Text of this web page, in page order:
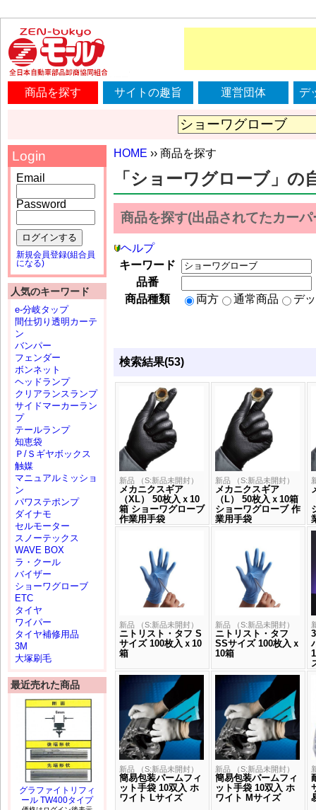
商品を探す サイトの趣旨 運営団体 デ
HOME ›› 商品を探す
「ショーワグローブ」の
商品を探す(出品されてたカー
ヘルプ
キーワード
品番
商品種類
両方 通常商品 デ
検索結果(53)
新品 （S:新品未開封）
メカニクスギア
（XL） 50枚入ｘ10
箱 ショーワグローブ
作業用手袋
新品 （S:新品未開封）
メカニクスギア
（L） 50枚入ｘ10箱
ショーワグローブ 作
業用手袋
新品 （S:新品未開封）
ニトリスト・タフ S
サイズ 100枚入ｘ10
箱
新品 （S:新品未開封）
ニトリスト・タフ
SSサイズ 100枚入ｘ
10箱
新品 （S:新品未開封）
簡易包装パームフィ
ット手袋 10双入 ホ
ワイト Lサイズ
新品 （S:新品未開封）
簡易包装パームフィ
ット手袋 10双入 ホ
ワイト Mサイズ
Login
Email
Password
ログインする
新規会員登録(組合員
になる)
人気のキーワード
e-分岐タップ
間仕切り透明カーテ
ン
バンパー
フェンダー
ボンネット
ヘッドランプ
クリアランスランプ
サイドマーカーラン
プ
テールランプ
知恵袋
Ｐ/Ｓギヤボックス
触媒
マニュアルミッショ
ン
パワステポンプ
ダイナモ
セルモーター
スノーテックス
WAVE BOX
ラ・クール
バイザー
ショーワグローブ
ETC
タイヤ
ワイパー
タイヤ補修用品
3M
大塚刷毛
最近売れた商品
グラファイトリフィ
ール TW400タイプ